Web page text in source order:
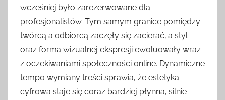
wcześniej było zarezerwowane dla
profesjonalistów. Tym samym granice pomiędzy
twórcą a odbiorcą zaczęły się zacierać, a styl
oraz forma wizualnej ekspresji ewoluowały wraz
z oczekiwaniami społeczności online. Dynamiczne
tempo wymiany treści sprawia, że estetyka
cyfrowa staje się coraz bardziej płynna, silnie